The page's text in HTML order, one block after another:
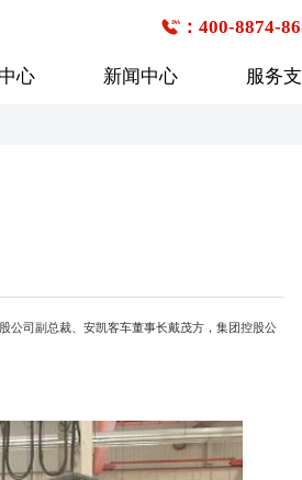
：400-8874-
心
31-40座
41-50座
31-40
41-50
新闻中心
媒体报道
服务
服务网点查询
发展历程
司副总裁、安凯客车董事长戴茂方，集团控股公